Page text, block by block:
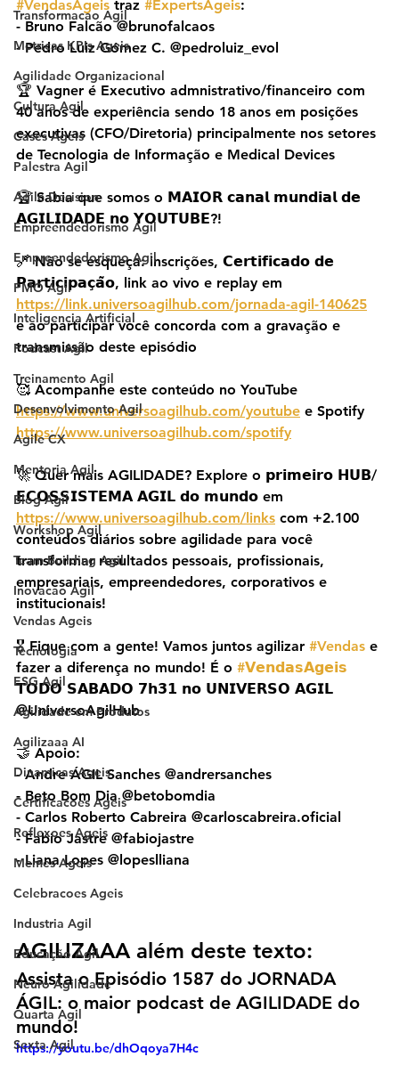
Transformacao Agil
Metricas KPIs Ageis
Agilidade Organizacional
Cultura Agil
Cases Ageis
Palestra Agil
Agile Decision
Empreendedorismo Ágil
Empreendedorismo Agil
PMO Agil
Inteligencia Artificial
Podcast Agil
Treinamento Agil
Desenvolvimento Agil
Agile CX
Mentoria Agil
Blog Agil
Workshop Agil
Team Building Agil
Inovacao Agil
Vendas Ageis
Tecnologia
ESG Agil
Agilidade em Produtos
Agilizaaa AI
Dinamicas Ageis
Certificacoes Ageis
Reflexoes Ageis
Memes Ageis
Celebracoes Ageis
Industria Agil
Educação Ágil
Neuro Agilidade
Quarta Agil
Sexta Agil
#VendasAgeis traz #ExpertsAgeis:
- Bruno Falcão @brunofalcaos
- Pedro Luiz Gómez C. @pedroluiz_evol
🏆 Vagner é Executivo admnistrativo/financeiro com
40 anos de experiência sendo 18 anos em posições
executivas (CFO/Diretoria) principalmente nos setores
de Tecnologia de Informação e Medical Devices
🏆 Sabia que somos o 𝗠𝗔𝗜𝗢𝗥 𝗰𝗮𝗻𝗮𝗹 𝗺𝘂𝗻𝗱𝗶𝗮𝗹 𝗱𝗲
𝗔𝗚𝗜𝗟𝗜𝗗𝗔𝗗𝗘 𝗻𝗼 𝗬𝗢𝗨𝗧𝗨𝗕𝗘?!
🔗 Não se esqueça: inscrições, 𝗖𝗲𝗿𝘁𝗶𝗳𝗶𝗰𝗮𝗱𝗼 𝗱𝗲
𝗣𝗮𝗿𝘁𝗶𝗰𝗶𝗽𝗮𝗰̧𝗮̃𝗼, link ao vivo e replay em
https://link.universoagilhub.com/jornada-agil-140625
e ao participar você concorda com a gravação e
transmissão deste episódio
🥰 Acompanhe este conteúdo no YouTube
https://www.universoagilhub.com/youtube e Spotify
https://www.universoagilhub.com/spotify
🚀 Quer mais AGILIDADE? Explore o 𝗽𝗿𝗶𝗺𝗲𝗶𝗿𝗼 𝗛𝗨𝗕/
𝗘𝗖𝗢𝗦𝗦𝗜𝗦𝗧𝗘𝗠𝗔 𝗔𝗚𝗜𝗟 𝗱𝗼 𝗺𝘂𝗻𝗱𝗼 em
https://www.universoagilhub.com/links com +2.100
conteúdos diários sobre agilidade para você
transformar resultados pessoais, profissionais,
empresariais, empreendedores, corporativos e
institucionais!
🎖️ Fique com a gente! Vamos juntos agilizar #Vendas e
fazer a diferença no mundo! É o #𝗩𝗲𝗻𝗱𝗮𝘀𝗔𝗴𝗲𝗶𝘀
𝗧𝗢𝗗𝗢 𝗦𝗔𝗕𝗔𝗗𝗢 𝟳𝗵𝟯𝟭 𝗻𝗼 𝗨𝗡𝗜𝗩𝗘𝗥𝗦𝗢 𝗔𝗚𝗜𝗟
@UniversoAgilHub
🤝 Apoio:
- Andre ÁGIL Sanches @andrersanches
- Beto Bom Dia @betobomdia
- Carlos Roberto Cabreira @carloscabreira.oficial
- Fabio Jastre @‌fabiojastre
- Liana Lopes @lopeslliana
AGILIZAAA além deste texto:
Assista o Episódio 1587 do JORNADA
ÁGIL: o maior podcast de AGILIDADE do
mundo!
https://youtu.be/dhOqoya7H4c